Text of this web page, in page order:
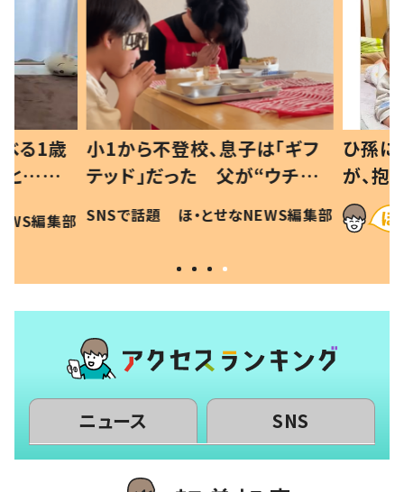
る1歳
…母
現行
編集部
小1から不登校、息子は「ギフ
テッド」だった 父が“ウチ給
食”を作り続ける理由とは #令
和の親 #令和の子
SNSで話題 ほ・とせなNEWS編集部
ひ孫に
が、抱
に「涙
方ない」
ニュース SNS